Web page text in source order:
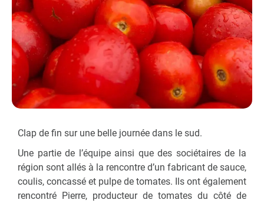
Clap de fin sur une belle journée dans le sud.
Une partie de l’équipe ainsi que des sociétaires de la
région sont allés à la rencontre d’un fabricant de sauce,
coulis, concassé et pulpe de tomates. Ils ont également
rencontré Pierre, producteur de tomates du côté de